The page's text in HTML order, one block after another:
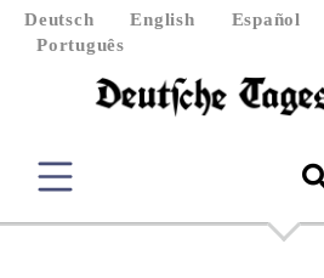
Deutsch English Español
Português